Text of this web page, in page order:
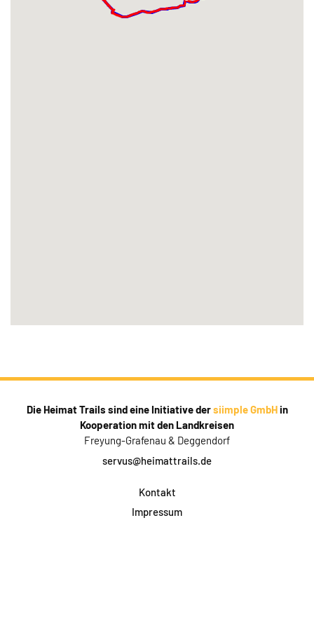
Die Heimat Trails sind eine Initiative dersiimple GmbHin
Kooperation mit den Landkreisen
Freyung-Grafenau & Deggendorf
servus@heimattrails.de
Kontakt
Impressum